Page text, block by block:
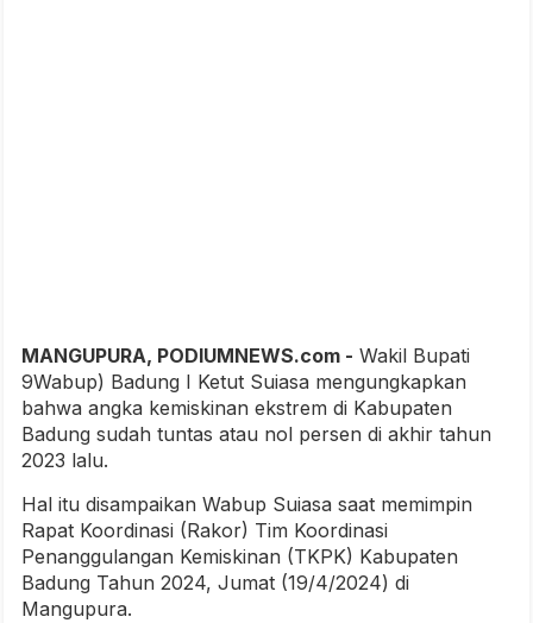
MANGUPURA, PODIUMNEWS.com - Wakil Bupati
9Wabup) Badung I Ketut Suiasa mengungkapkan
bahwa angka kemiskinan ekstrem di Kabupaten
Badung sudah tuntas atau nol persen di akhir tahun
2023 lalu.
Hal itu disampaikan Wabup Suiasa saat memimpin
Rapat Koordinasi (Rakor) Tim Koordinasi
Penanggulangan Kemiskinan (TKPK) Kabupaten
Badung Tahun 2024, Jumat (19/4/2024) di
Mangupura.